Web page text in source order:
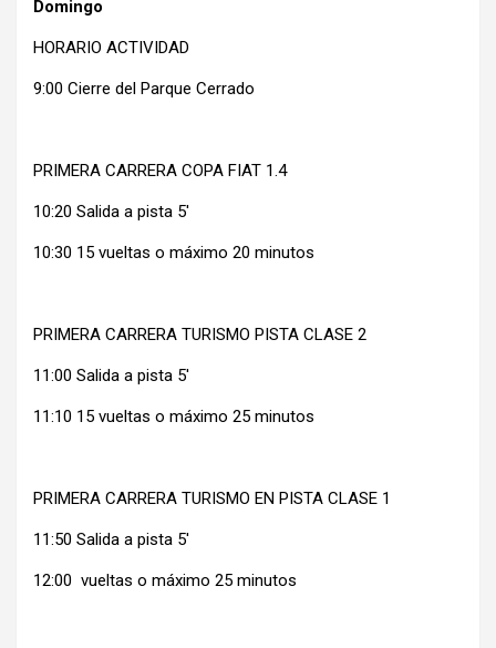
Domingo
HORARIO ACTIVIDAD
9:00 Cierre del Parque Cerrado
PRIMERA CARRERA COPA FIAT 1.4
10:20 Salida a pista 5′
10:30 15 vueltas o máximo 20 minutos
PRIMERA CARRERA TURISMO PISTA CLASE 2
11:00 Salida a pista 5′
11:10 15 vueltas o máximo 25 minutos
PRIMERA CARRERA TURISMO EN PISTA CLASE 1
11:50 Salida a pista 5′
12:00 vueltas o máximo 25 minutos